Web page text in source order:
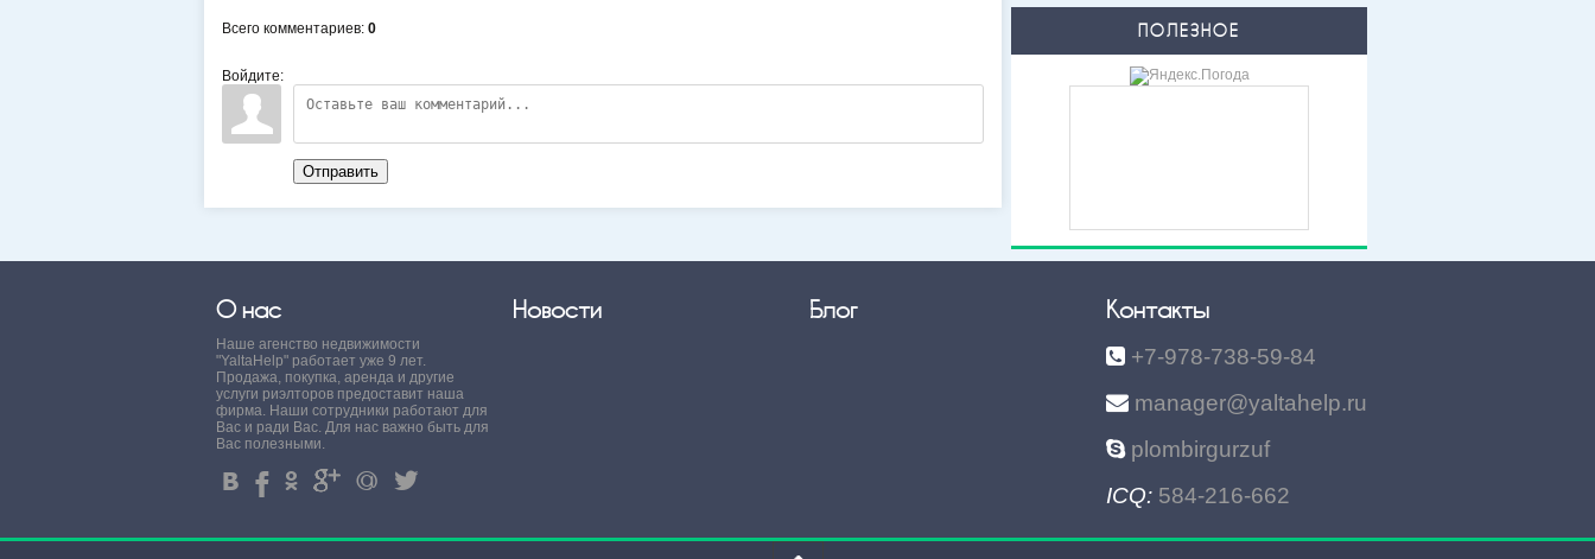
Всего комментариев: 0
Войдите:
Отправить
ПОЛЕЗНОЕ
О нас
Наше агенство недвижимости
"YaltaHelp" работает уже 9 лет.
Продажа, покупка, аренда и другие
услуги риэлторов предоставит наша
фирма. Наши сотрудники работают для
Вас и ради Вас. Для нас важно быть для
Вас полезными.
4 % . ' + 3
Новости Блог Контакты
+7-978-738-59-84
manager@yaltahelp.ru
plombirgurzuf
ICQ: 584-216-662